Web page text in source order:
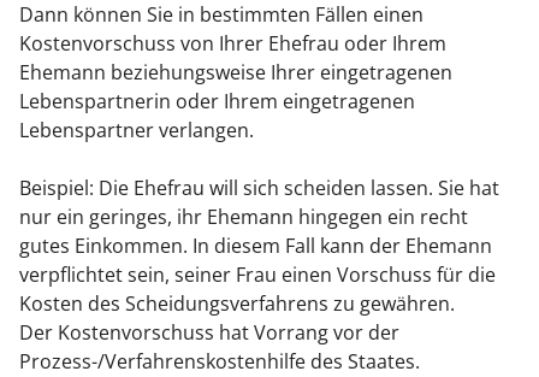
Dann können Sie in bestimmten Fällen einen
Kostenvorschuss von Ihrer Ehefrau oder Ihrem
Ehemann beziehungsweise Ihrer eingetragenen
Lebenspartnerin oder Ihrem eingetragenen
Lebenspartner verlangen.
Beispiel: Die Ehefrau will sich scheiden lassen. Sie hat
nur ein geringes, ihr Ehemann hingegen ein recht
gutes Einkommen. In diesem Fall kann der Ehemann
verpflichtet sein, seiner Frau einen Vorschuss für die
Kosten des Scheidungsverfahrens zu gewähren.
Der Kostenvorschuss hat Vorrang vor der
Prozess-/Verfahrenskostenhilfe des Staates.